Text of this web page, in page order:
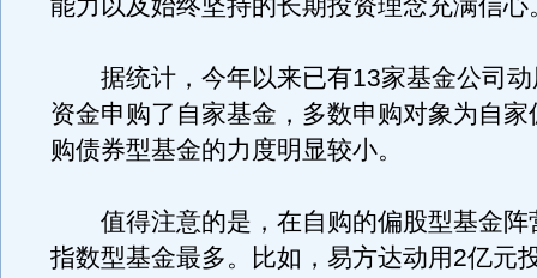
能力以及始终坚持的长期投资理念充满信心
据统计，今年以来已有13家基金公司动
资金申购了自家基金，多数申购对象为自家
购债券型基金的力度明显较小。
值得注意的是，在自购的偏股型基金阵
指数型基金最多。比如，易方达动用2亿元